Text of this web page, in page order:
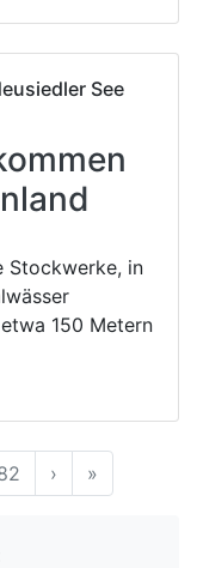
See
Stockwerke, in
150 Metern
›Nächste
»Ende